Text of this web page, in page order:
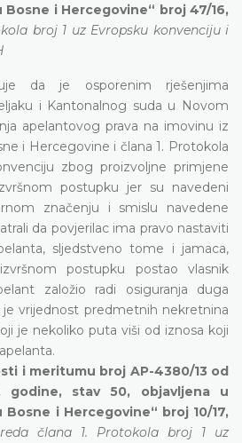
Bosne i Hercegovine“ broj 47/16,
broj 1 uz Evropsku konvenciju i
da je osporenim rješenjima
i Kantonalnog suda u Novom
apelantovog prava na imovinu iz
i Hercegovine i člana 1. Protokola
zbog proizvoljne primjene
postupku jer su navedeni
značenju i smislu navedene
da povjerilac ima pravo nastaviti
sljedstveno tome i jamaca,
postupku postao vlasnik
založio radi osiguranja duga
vrijednost predmetnih nekretnina
je nekoliko puta viši od iznosa koji
i meritumu broj AP-4380/13 od
godine, stav 50, objavljena u
Bosne i Hercegovine“ broj 10/17,
člana 1. Protokola broj 1 uz